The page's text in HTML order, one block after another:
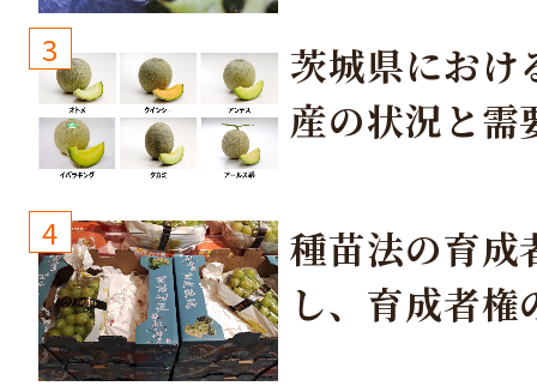
3
茨城県におけ
産の状況と需
4
種苗法の育成
し、育成者権